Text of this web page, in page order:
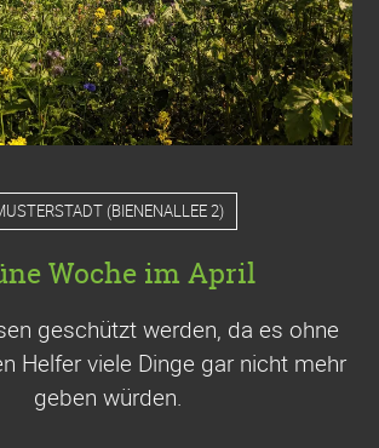
(BIENENALLEE 2)
Woche im April
geschützt werden, da es ohne
Helfer viele Dinge gar nicht mehr
geben würden.